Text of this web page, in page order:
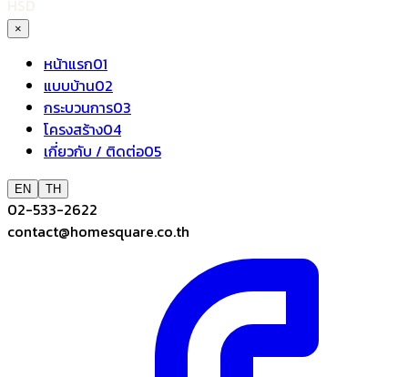
×
หน้าแรก01
แบบบ้าน02
กระบวนการ03
โครงสร้าง04
เกี่ยวกับ / ติดต่อ05
EN TH
02-533-2622
contact@homesquare.co.th